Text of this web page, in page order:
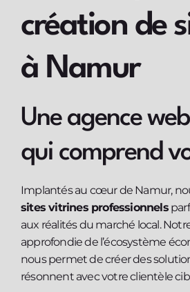
création de
à Namur
Une agence
qui comprend
Implantés au cœur de Namur,
sites vitrines professionnels
aux réalités du marché local.
approfondie de l’écosystème
nous permet de créer des
résonnent avec votre clientèle